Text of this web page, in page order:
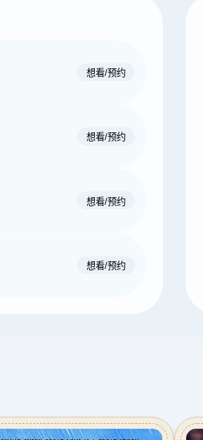
想看/预约
想看/预约
想看/预约
想看/预约